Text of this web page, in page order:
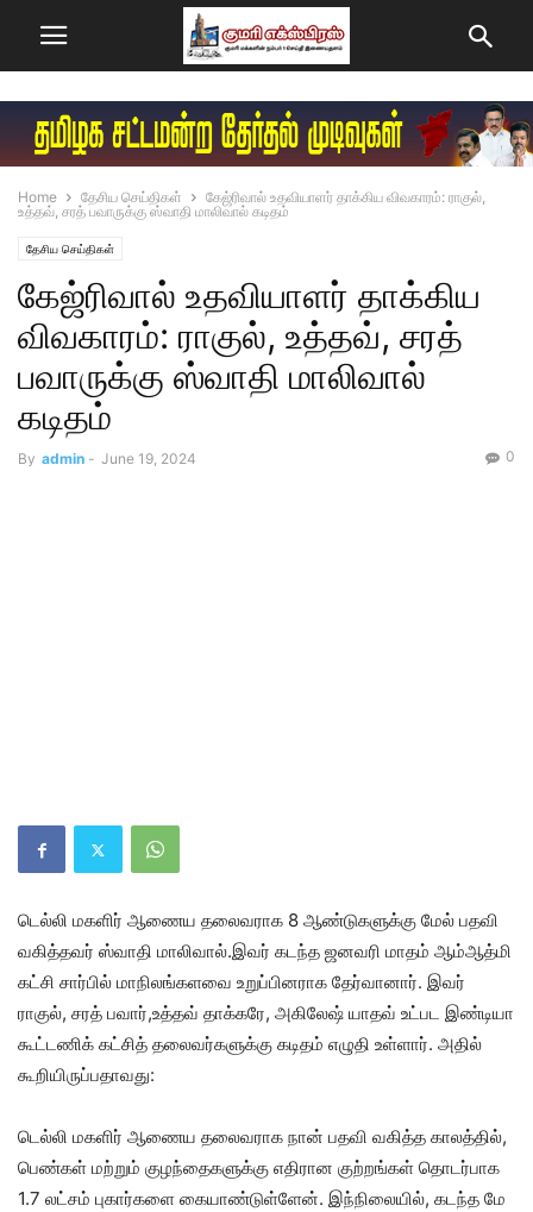
Home தேசிய செய்திகள்
கேஜ்ரிவால் உதவியாளர் தாக்கிய விவகாரம்: ராகுல்,
உத்தவ், சரத் பவாருக்கு ஸ்வாதி மாலிவால் கடிதம்
தேசிய செய்திகள்
கேஜ்ரிவால் உதவியாளர் தாக்கிய
விவகாரம்: ராகுல், உத்தவ், சரத்
பவாருக்கு ஸ்வாதி மாலிவால்
கடிதம்
By admin - June 19, 2024 0
டெல்லி மகளிர் ஆணைய தலைவராக 8 ஆண்டுகளுக்கு மேல் பதவி
வகித்தவர் ஸ்வாதி மாலிவால்.இவர் கடந்த ஜனவரி மாதம் ஆம்ஆத்மி
கட்சி சார்பில் மாநிலங்களவை உறுப்பினராக தேர்வானார். இவர்
ராகுல், சரத் பவார்,உத்தவ் தாக்கரே, அகிலேஷ் யாதவ் உட்பட இண்டியா
கூட்டணிக் கட்சித் தலைவர்களுக்கு கடிதம் எழுதி உள்ளார். அதில்
கூறியிருப்பதாவது:
டெல்லி மகளிர் ஆணைய தலைவராக நான் பதவி வகித்த காலத்தில்,
பெண்கள் மற்றும் குழந்தைகளுக்கு எதிரான குற்றங்கள் தொடர்பாக
1.7 லட்சம் புகார்களை கையாண்டுள்ளேன். இந்நிலையில், கடந்த மே